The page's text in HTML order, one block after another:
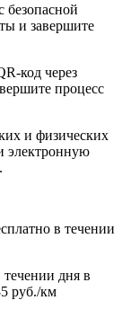
безопасной
и завершите
код через
процесс
и физических
электронную
в течении
течении дня в
руб./км